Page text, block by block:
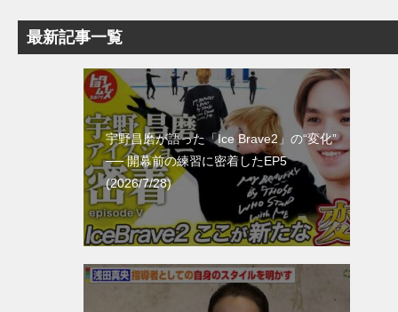
最新記事一覧
宇野昌磨が語った「Ice Brave2」の“変化”
── 開幕前の練習に密着したEP5
(2026/7/28)